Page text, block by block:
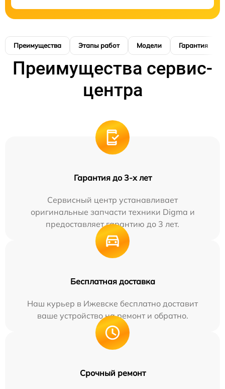
Преимущества Этапы работ Модели Гарантия
Преимущества сервис-
центра
Гарантия до 3-х лет
Сервисный центр устанавливает
оригинальные запчасти техники Digma и
предоставляет гарантию до 3 лет.
Бесплатная доставка
Наш курьер в Ижевске бесплатно доставит
ваше устройство на ремонт и обратно.
Срочный ремонт